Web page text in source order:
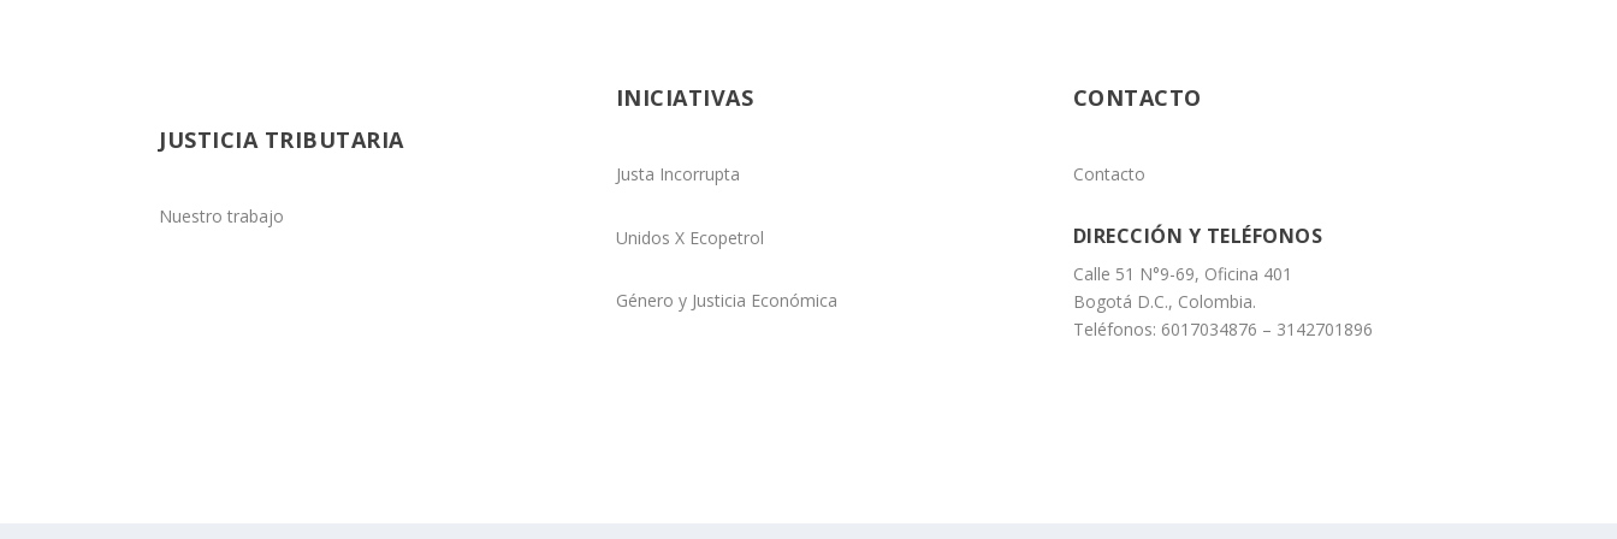
JUSTICIA TRIBUTARIA
Nuestro trabajo
INICIATIVAS
Justa Incorrupta
Unidos X Ecopetrol
Género y Justicia Económica
CONTACTO
Contacto
DIRECCIÓN Y TELÉFONOS
Calle 51 N°9-69, Oficina 401
Bogotá D.C., Colombia.
Teléfonos: 6017034876 – 3142701896